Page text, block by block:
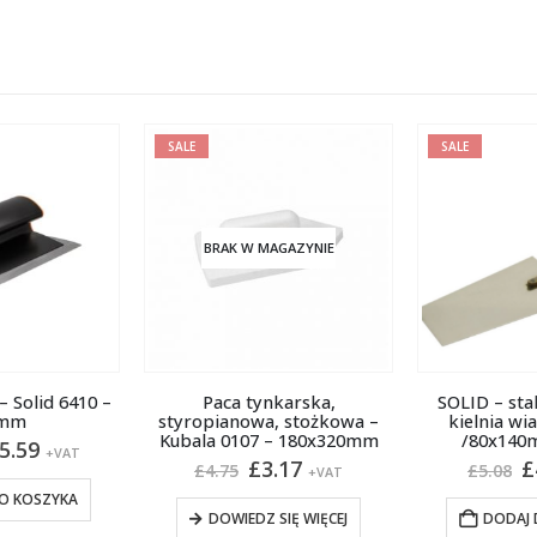
stożkowa –
Aktualna
cena
wynosi:
WIĘCEJ
SALE
SOLID – stal nierdzewna,
kielnia wiaderkowa 55
/80x140mm /6206 /
£5.08 Pierwotna
wynosiła:
£4.17Aktualna
wynosi:
+VAT
DODAJ DO KOSZYKA
SALE
BRAK W
Paca z
gęstą –
£5.84 £